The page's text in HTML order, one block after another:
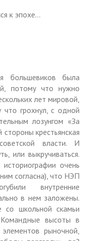
к эпохе…
была
потому что нужно
лет мировой,
грохнул, с одной
лозунгом «За
крестьянская
власти. И
или выкручиваться.
очень
согласна), что НЭП
внутренние
в нем заложены.
школьной скамьи
высоты в
рыночной,